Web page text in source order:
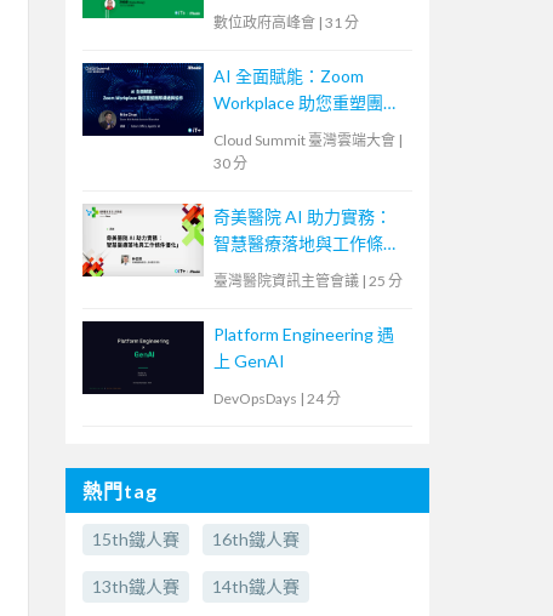
護！】
數位政府高峰會 | 31 分
AI 全面賦能：Zoom
Workplace 助您重塑團隊
Cloud Summit 臺灣雲端大會 |
30 分
奇美醫院 AI 助力實務：
智慧醫療落地與工作條件
優化
臺灣醫院資訊主管會議 | 25 分
Platform Engineering 遇
上 GenAI
DevOpsDays | 24 分
熱門tag
15th鐵人賽 16th鐵人賽
13th鐵人賽 14th鐵人賽